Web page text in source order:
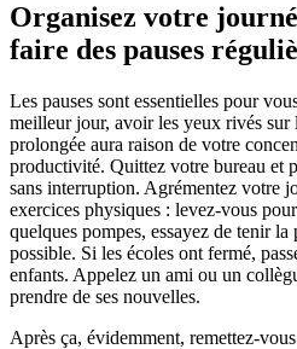
Organisez votre
faire des pauses
Les pauses sont essentielles pour
meilleur jour, avoir les yeux rivés sur
prolongée aura raison de votre
productivité. Quittez votre bureau et
sans interruption. Agrémentez votre
exercices physiques : levez-vous
quelques pompes, essayez de tenir
possible. Si les écoles ont fermé,
enfants. Appelez un ami ou un
prendre de ses nouvelles.
Après ça, évidemment, remettez-